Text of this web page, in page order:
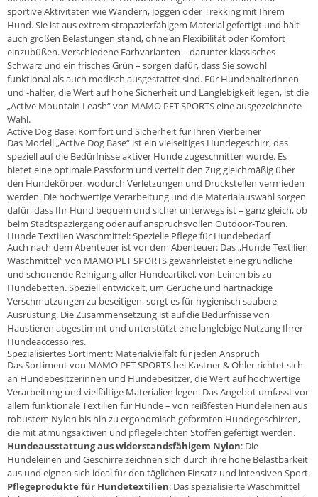
sportive Aktivitäten wie Wandern, Joggen oder Trekking mit Ihrem
Hund. Sie ist aus extrem strapazierfähigem Material gefertigt und hält
auch großen Belastungen stand, ohne an Flexibilität oder Komfort
einzubüßen. Verschiedene Farbvarianten – darunter klassisches
Schwarz und ein frisches Grün – sorgen dafür, dass Sie sowohl
funktional als auch modisch ausgestattet sind. Für Hundehalterinnen
und -halter, die Wert auf hohe Sicherheit und Langlebigkeit legen, ist die
„Active Mountain Leash“ von MAMO PET SPORTS eine ausgezeichnete
Wahl.
Active Dog Base: Komfort und Sicherheit für Ihren Vierbeiner
Das Modell „Active Dog Base“ ist ein vielseitiges Hundegeschirr, das
speziell auf die Bedürfnisse aktiver Hunde zugeschnitten wurde. Es
bietet eine optimale Passform und verteilt den Zug gleichmäßig über
den Hundekörper, wodurch Verletzungen und Druckstellen vermieden
werden. Die hochwertige Verarbeitung und die Materialauswahl sorgen
dafür, dass Ihr Hund bequem und sicher unterwegs ist – ganz gleich, ob
beim Stadtspaziergang oder auf anspruchsvollen Outdoor-Touren.
Hunde Textilien Waschmittel: Spezielle Pflege für Hundebedarf
Auch nach dem Abenteuer ist vor dem Abenteuer: Das „Hunde Textilien
Waschmittel“ von MAMO PET SPORTS gewährleistet eine gründliche
und schonende Reinigung aller Hundeartikel, von Leinen bis zu
Hundebetten. Speziell entwickelt, um Gerüche und hartnäckige
Verschmutzungen zu beseitigen, sorgt es für hygienisch saubere
Ausrüstung. Die Zusammensetzung ist auf die Bedürfnisse von
Haustieren abgestimmt und unterstützt eine langlebige Nutzung Ihrer
Hundeaccessoires.
Spezialisiertes Sortiment: Materialvielfalt für jeden Anspruch
Das Sortiment von MAMO PET SPORTS bei Kastner & Öhler richtet sich
an Hundebesitzerinnen und Hundebesitzer, die Wert auf hochwertige
Verarbeitung und vielfältige Materialien legen. Das Angebot umfasst vor
allem funktionale Textilien für Hunde – von reißfesten Hundeleinen aus
robustem Nylon bis hin zu ergonomisch geformten Hundegeschirren,
die mit atmungsaktiven und pflegeleichten Stoffen gefertigt werden.
Hundeausstattung aus widerstandsfähigem Nylon: Die
Hundeleinen und Geschirre zeichnen sich durch ihre hohe Belastbarkeit
aus und eignen sich ideal für den täglichen Einsatz und intensiven Sport.
Pflegeprodukte für Hundetextilien: Das spezialisierte Waschmittel